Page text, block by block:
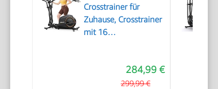
Crosstrainer für
Zuhause, Crosstrainer
mit 16
LCD-Display &
Transportrollen
284,99 €
299,99 €